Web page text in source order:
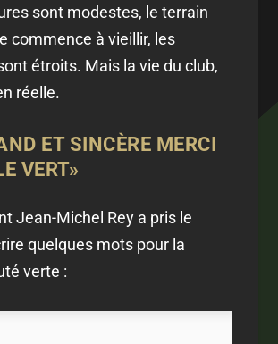
sont modestes, le terrain
commence à vieillir, les
étroits. Mais la vie du club,
réelle.
ET SINCÈRE MERCI
VERT»
Jean-Michel Rey a pris le
quelques mots pour la
verte :